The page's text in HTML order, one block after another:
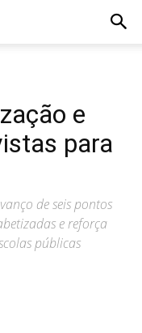
e
para
de seis pontos
e reforça
públicas